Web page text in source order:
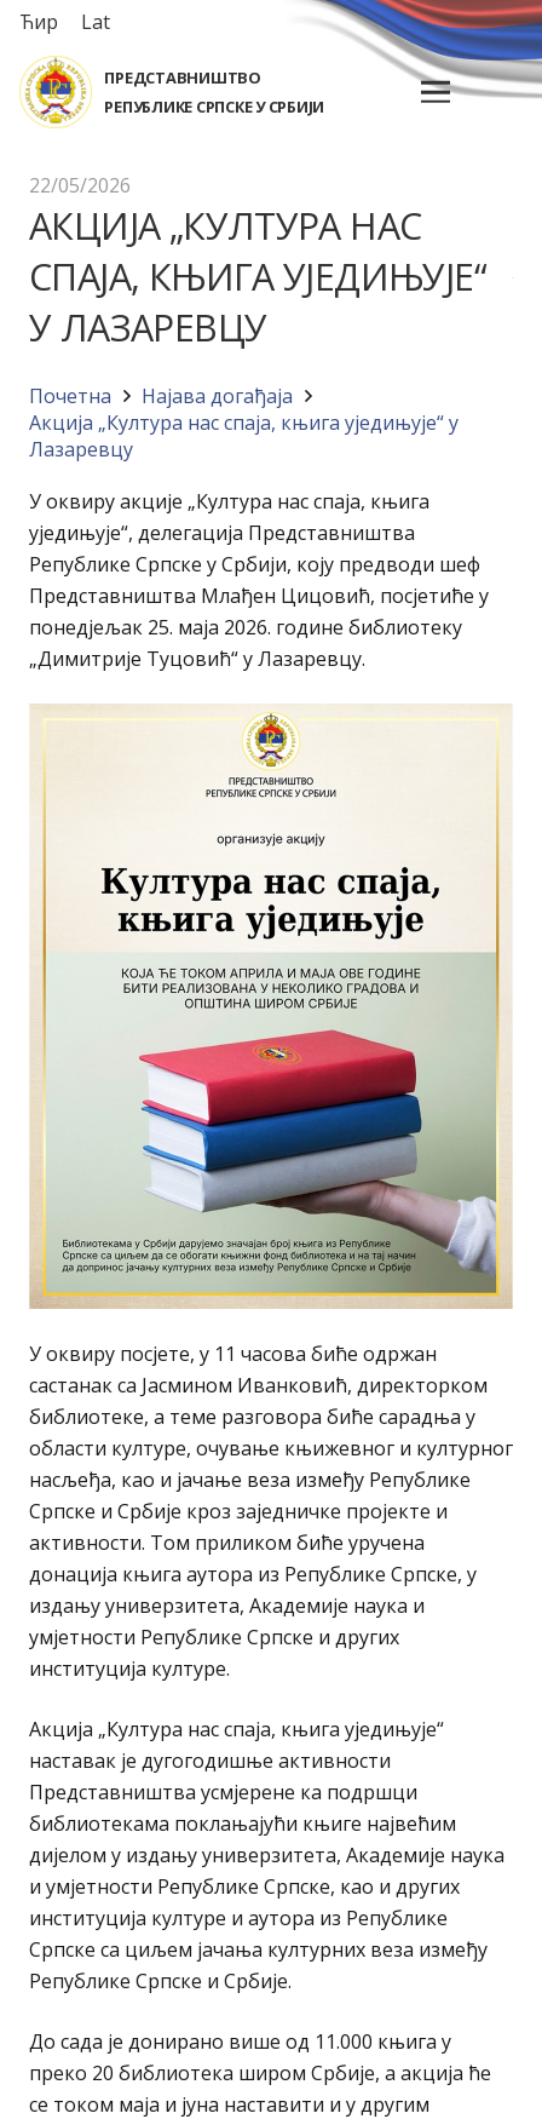
Ћир Lat
ПРЕДСТАВНИШТВО
РЕПУБЛИКЕ СРПСКЕ У СРБИЈИ
22/05/2026
АКЦИЈА „КУЛТУРА НАС
СПАЈА, КЊИГА УЈЕДИЊУЈЕ“
У ЛАЗАРЕВЦУ
Почетна
Најава догађајa
Акција „Култура нас спаја, књига уједињује“ у
Лазаревцу
У оквиру акције „Култура нас спаја, књига
уједињује“, делегација Представништва
Републике Српске у Србији, коју предводи шеф
Представништва Млађен Цицовић, посјетиће у
понедјељак 25. маја 2026. године библиотеку
„Димитрије Туцовић“ у Лазаревцу.
У оквиру посјете, у 11 часова биће одржан
састанак са Јасмином Иванковић, директорком
библиотеке, а теме разговора биће сарадња у
области културе, очување књижевног и културног
насљеђа, као и јачање веза између Републике
Српске и Србије кроз заједничке пројекте и
активности. Том приликом биће уручена
донација књига аутора из Републике Српске, у
издању универзитета, Академије наука и
умјетности Републике Српске и других
институција културе.
Акција „Култура нас спаја, књига уједињује“
наставак је дугогодишње активности
Представништва усмјерене ка подршци
библиотекама поклањајући књиге највећим
дијелом у издању универзитета, Академије наука
и умјетности Републике Српске, као и других
институција културе и аутора из Републике
Српске са циљем јачања културних веза између
Републике Српске и Србије.
До сада је донирано више од 11.000 књига у
преко 20 библиотека широм Србије, а акција ће
се током маја и јуна наставити и у другим